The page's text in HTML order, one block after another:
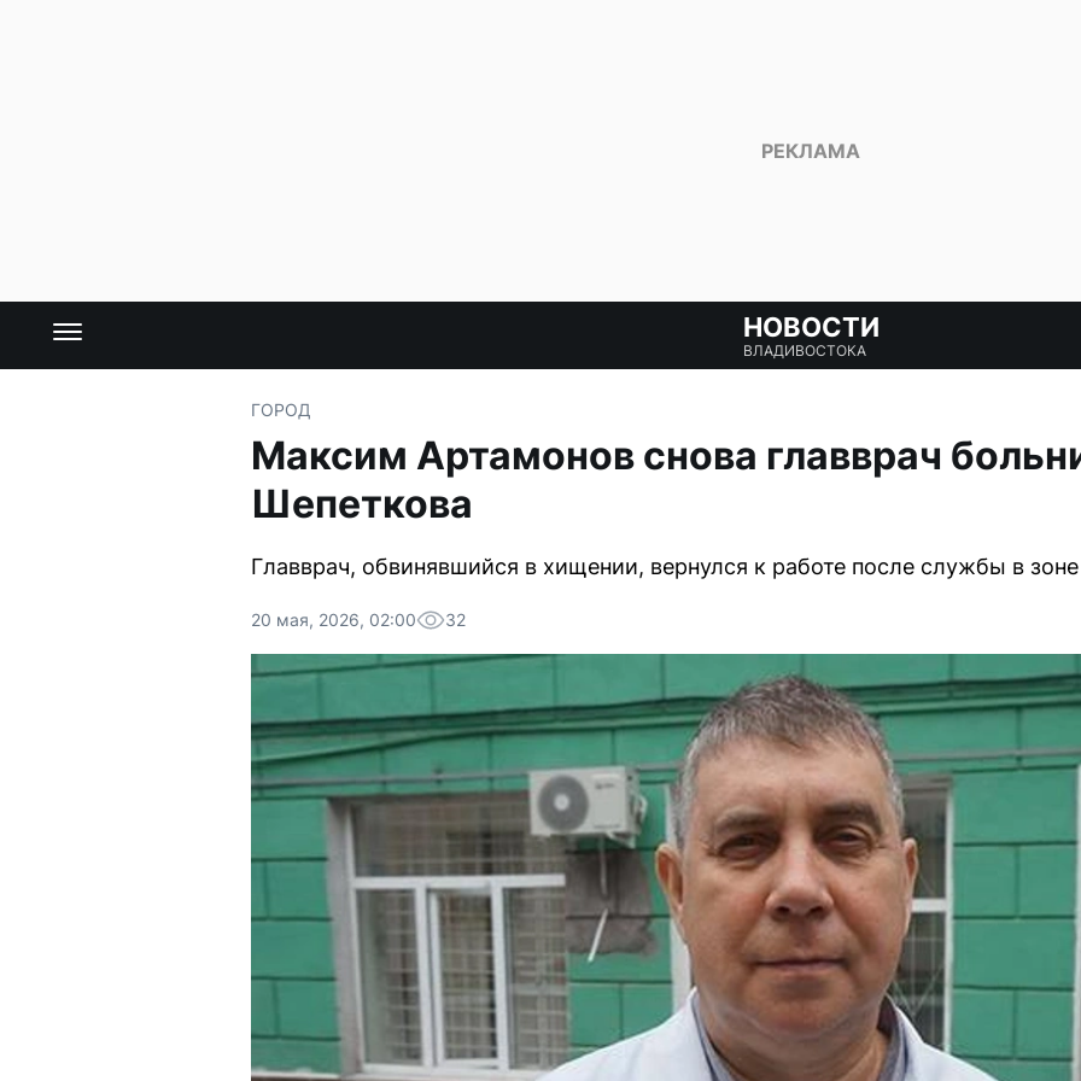
НОВОСТИ
ВЛАДИВОСТОКА
ГОРОД
Максим Артамонов снова главврач
Шепеткова
Главврач, обвинявшийся в хищении, вернулся к работе после службы в
20 мая, 2026, 02:00 32